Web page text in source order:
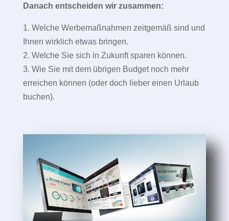
Danach entscheiden wir zusammen:
1. Welche Werbemaßnahmen zeitgemäß sind und
Ihnen wirklich etwas bringen.
2. Welche Sie sich in Zukunft sparen können.
3. Wie Sie mit dem übrigen Budget noch mehr
erreichen können (oder doch lieber einen Urlaub
buchen).